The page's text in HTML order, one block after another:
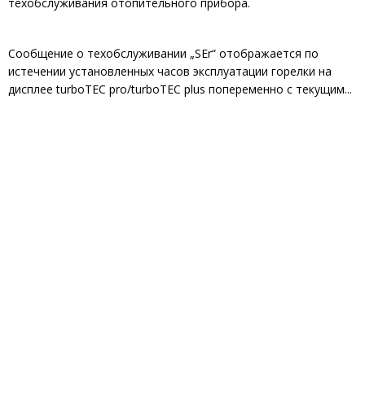
Сообщение о техобслуживании „SEr“ отображается по
истечении установленных часов эксплуатации горелки на
дисплее turboTEC pro/turboTEC plus попеременно с текущим...